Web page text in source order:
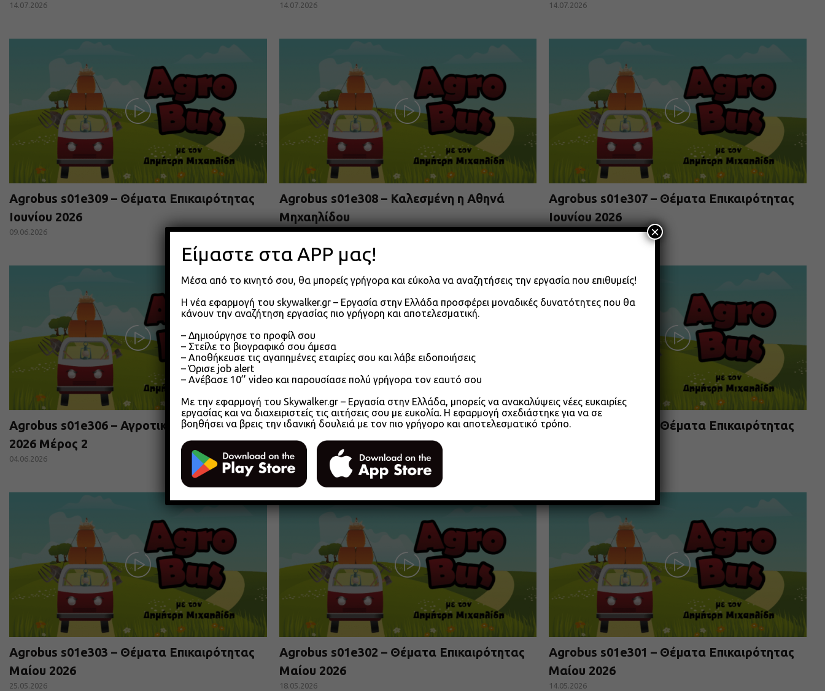
14.07.2026 14.07.2026 14.07.2026
Agrobus s01e309 – Θέματα Επικαιρότητας
Ιουνίου 2026
09.06.2026
Agrobus s01e308 – Καλεσμένη η Αθηνά
Μηχαηλίδου
09.06.2026
Agrobus s01e307 – Θέματα Επικαιρότητας
Ιουνίου 2026
08.06.2026
Agrobus s01e306 – Αγροτικά Επιμελητήρια
2026 Μέρος 2
04.06.2026
Agrobus s01e305 – Αγροτικά Επιμελητήρια
2026 Μέρος 1
26.05.2026
Agrobus s01e304 – Θέματα Επικαιρότητας
Agrobus s01e303 – Θέματα Επικαιρότητας
Μαίου 2026
25.05.2026
Agrobus s01e302 – Θέματα Επικαιρότητας
Μαίου 2026
18.05.2026
Agrobus s01e301 – Θέματα Επικαιρότητας
Μαίου 2026
14.05.2026
Είμαστε στα APP μας!
Μέσα από το κινητό σου, θα μπορείς γρήγορα και εύκολα να αναζητήσεις την εργασία που επιθυμείς!
Η νέα εφαρμογή του skywalker.gr – Εργασία στην Ελλάδα προσφέρει μοναδικές δυνατότητες που θα
κάνουν την αναζήτηση εργασίας πιο γρήγορη και αποτελεσματική.
– Δημιούργησε το προφίλ σου
– Στείλε το βιογραφικό σου άμεσα
– Αποθήκευσε τις αγαπημένες εταιρίες σου και λάβε ειδοποιήσεις
– Όρισε job alert
– Ανέβασε 10’’ video και παρουσίασε πολύ γρήγορα τον εαυτό σου
Με την εφαρμογή του Skywalker.gr – Εργασία στην Ελλάδα, μπορείς να ανακαλύψεις νέες ευκαιρίες
εργασίας και να διαχειριστείς τις αιτήσεις σου με ευκολία. Η εφαρμογή σχεδιάστηκε για να σε
βοηθήσει να βρεις την ιδανική δουλειά με τον πιο γρήγορο και αποτελεσματικό τρόπο.
×